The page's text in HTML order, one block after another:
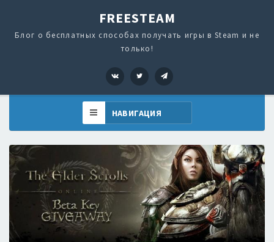
FREESTEAM
Блог о бесплатных способах получать игры в Steam и не
только!
VK Twitter